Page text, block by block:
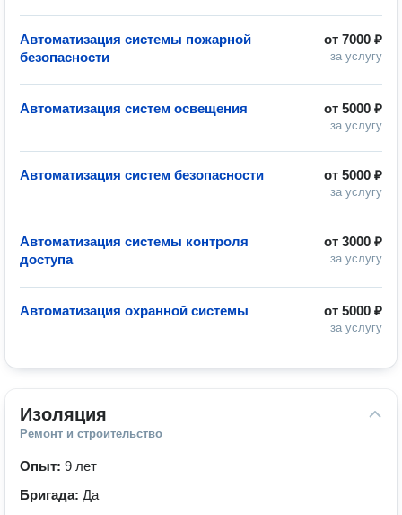
от 7000 ₽
за услугу
Автоматизация системы пожарной
безопасности
от 5000 ₽
за услугу
Автоматизация систем освещения
от 5000 ₽
за услугу
Автоматизация систем безопасности
от 3000 ₽
за услугу
Автоматизация системы контроля
доступа
от 5000 ₽
за услугу
Автоматизация охранной системы
Изоляция
Ремонт и строительство
Опыт: 9 лет
Бригада: Да